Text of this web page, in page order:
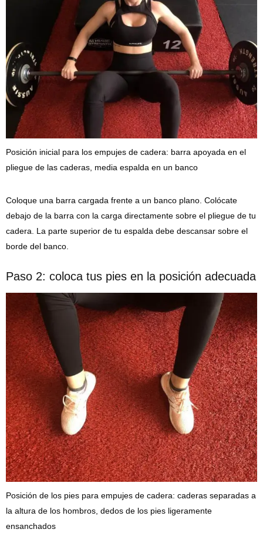
Posición inicial para los empujes de cadera: barra apoyada en el
pliegue de las caderas, media espalda en un banco
Coloque una barra cargada frente a un banco plano. Colócate
debajo de la barra con la carga directamente sobre el pliegue de tu
cadera. La parte superior de tu espalda debe descansar sobre el
borde del banco.
Paso 2: coloca tus pies en la posición adecuada
Posición de los pies para empujes de cadera: caderas separadas a
la altura de los hombros, dedos de los pies ligeramente
ensanchados